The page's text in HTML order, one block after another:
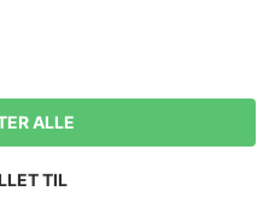
Virksomhedsinformation